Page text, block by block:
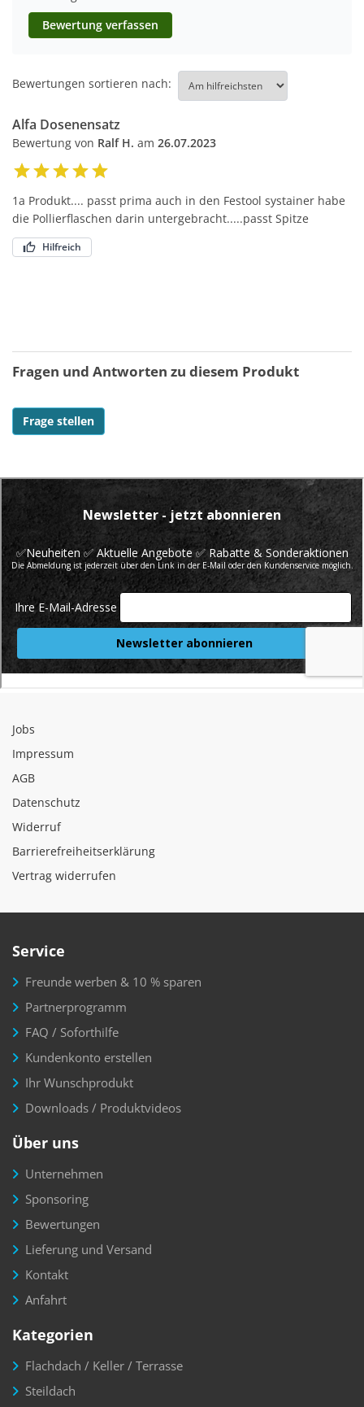
Bewertung verfassen
Bewertungen sortieren nach:
Alfa Dosenensatz
Bewertung von Ralf H. am 26.07.2023
1a Produkt.... passt prima auch in den Festool systainer habe
die Pollierflaschen darin untergebracht.....passt Spitze
Hilfreich
Fragen und Antworten zu diesem Produkt
Frage stellen
Jobs
Impressum
AGB
Datenschutz
Widerruf
Barrierefreiheitserklärung
Vertrag widerrufen
Service
Freunde werben & 10 % sparen
Partnerprogramm
FAQ / Soforthilfe
Kundenkonto erstellen
Ihr Wunschprodukt
Downloads / Produktvideos
Über uns
Unternehmen
Sponsoring
Bewertungen
Lieferung und Versand
Kontakt
Anfahrt
Kategorien
Flachdach / Keller / Terrasse
Steildach